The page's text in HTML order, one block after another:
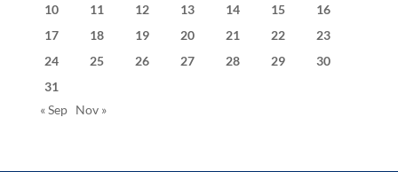
10
11 12 13 14 15
16
17
18 19 20 21 22
23
24
25 26 27 28 29
30
31
« Sep
Nov »